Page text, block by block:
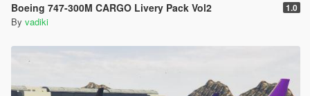
Boeing 747-300M CARGO Livery Pack Vol2 1.0
By vadiki